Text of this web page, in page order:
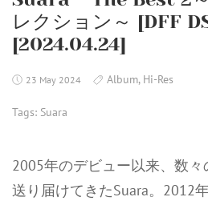
レクション～ [DFF
[2024.04.24]
23 May 2024 Album, Hi-Res
Tags: Suara
2005年のデビュー以来、数
送り届けてきたSuara。2012